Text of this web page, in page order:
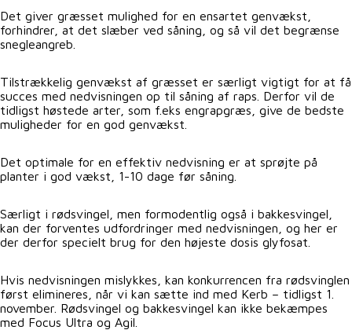
Det giver græsset mulighed for en ensartet genvækst,
forhindrer, at det slæber ved såning, og så vil det begrænse
snegleangreb.
Tilstrækkelig genvækst af græsset er særligt vigtigt for at få
succes med nedvisningen op til såning af raps. Derfor vil de
tidligst høstede arter, som f.eks engrapgræs, give de bedste
muligheder for en god genvækst.
Det optimale for en effektiv nedvisning er at sprøjte på
planter i god vækst, 1-10 dage før såning.
Særligt i rødsvingel, men formodentlig også i bakkesvingel,
kan der forventes udfordringer med nedvisningen, og her er
der derfor specielt brug for den højeste dosis glyfosat.
Hvis nedvisningen mislykkes, kan konkurrencen fra rødsvinglen
først elimineres, når vi kan sætte ind med Kerb – tidligst 1.
november. Rødsvingel og bakkesvingel kan ikke bekæmpes
med Focus Ultra og Agil.